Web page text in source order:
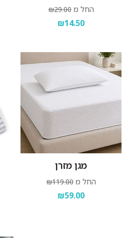
החל מ ₪29.00
₪14.50
מגן מזרן
החל מ ₪119.00
₪59.00